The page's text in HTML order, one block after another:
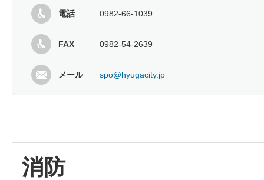
電話 0982-66-1039
FAX 0982-54-2639
メール spo@hyugacity.jp
消防